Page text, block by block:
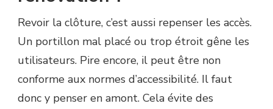
Revoir la clôture, c’est aussi repenser les accès.
Un portillon mal placé ou trop étroit gêne les
utilisateurs. Pire encore, il peut être non
conforme aux normes d’accessibilité. Il faut
donc y penser en amont. Cela évite des